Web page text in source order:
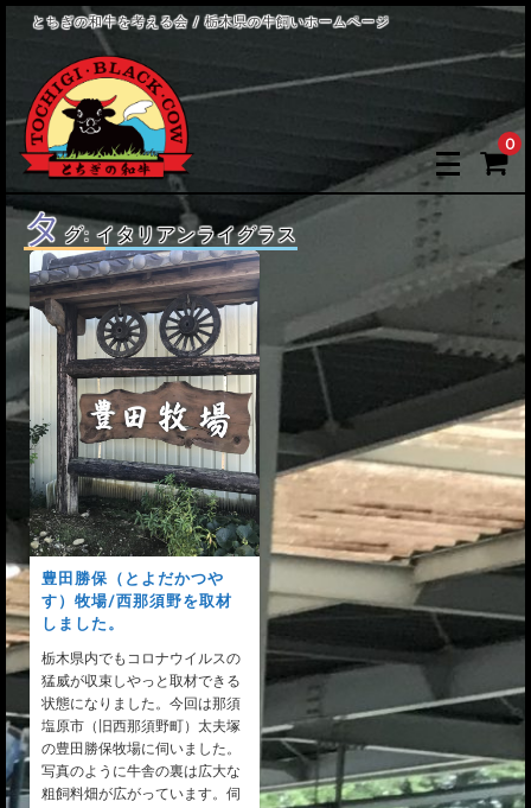
とちぎの和牛を考える会 / 栃木県の牛飼いホームページ
0
タグ: イタリアンライグラス
豊田勝保（とよだかつや
す）牧場/西那須野を取材
しました。
栃木県内でもコロナウイルスの
猛威が収束しやっと取材できる
状態になりました。今回は那須
塩原市（旧西那須野町）太夫塚
の豊田勝保牧場に伺いました。
写真のように牛舎の裏は広大な
粗飼料畑が広がっています。伺